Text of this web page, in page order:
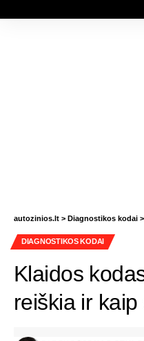
autozinios.lt > Diagnostikos kodai >
DIAGNOSTIKOS KODAI
Klaidos
reiškia ir